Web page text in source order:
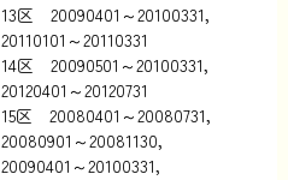
13区 20090401～20100331，
20110101～20110331
14区 20090501～20100331，
20120401～20120731
15区 20080401～20080731，
20080901～20081130，
20090401～20100331，